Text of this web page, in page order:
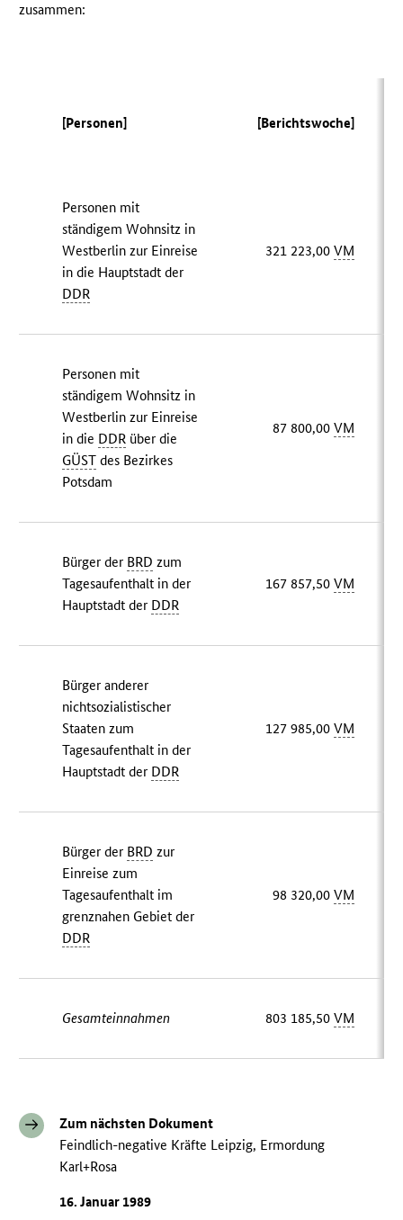
zusammen:
[Personen] [Berichtswoche]
Personen mit
ständigem Wohnsitz in
Westberlin zur Einreise
in die Hauptstadt der
DDR
321 223,00VM
Personen mit
ständigem Wohnsitz in
Westberlin zur Einreise
in die DDR über die
GÜST des Bezirkes
Potsdam
87 800,00VM
Bürger der BRD zum
Tagesaufenthalt in der
Hauptstadt der DDR
167 857,50VM
Bürger anderer
nichtsozialistischer
Staaten zum
Tagesaufenthalt in der
Hauptstadt der DDR
127 985,00VM
Bürger der BRD zur
Einreise zum
Tagesaufenthalt im
grenznahen Gebiet der
DDR
98 320,00VM
Gesamteinnahmen 803 185,50VM
Zum nächsten Dokument
Feindlich-negative Kräfte Leipzig, Ermordung
Karl+Rosa
16. Januar 1989